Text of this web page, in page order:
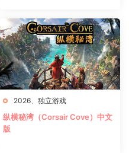
2026 独立游戏
纵横秘湾（Corsair Cove）中文
版